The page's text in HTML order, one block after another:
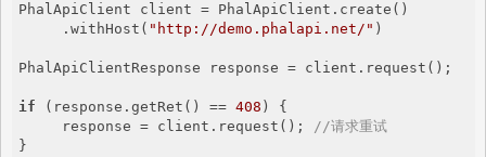
PhalApiClient client = PhalApiClient.create()
     .withHost(
"http://demo.phalapi.net/" )
PhalApiClientResponse response = client.request();
if (response.getRet() == 408 ) {
     response = client.request();
//请求重试
}